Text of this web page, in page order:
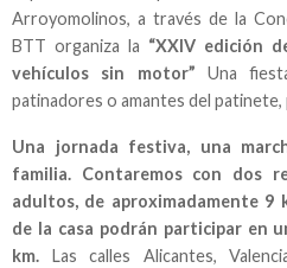
Arroyomolinos, a través de la
BTT organiza la “XXIV edición
vehículos sin motor” Una
patinadores o amantes del patinete,
Una jornada festiva, una
familia. Contaremos con dos
adultos, de aproximadamente 9
de la casa podrán participar en
km. Las calles Alicantes,